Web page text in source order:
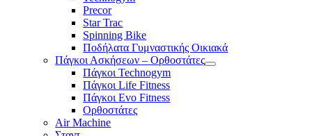
Precor
Star Trac
Spinning Bike
Ποδήλατα Γυμναστικής Οικιακά
Πάγκοι Ασκήσεων – Ορθοστάτες
Πάγκοι Technogym
Πάγκοι Life Fitness
Πάγκοι Evo Fitness
Ορθοστάτες
Air Machine